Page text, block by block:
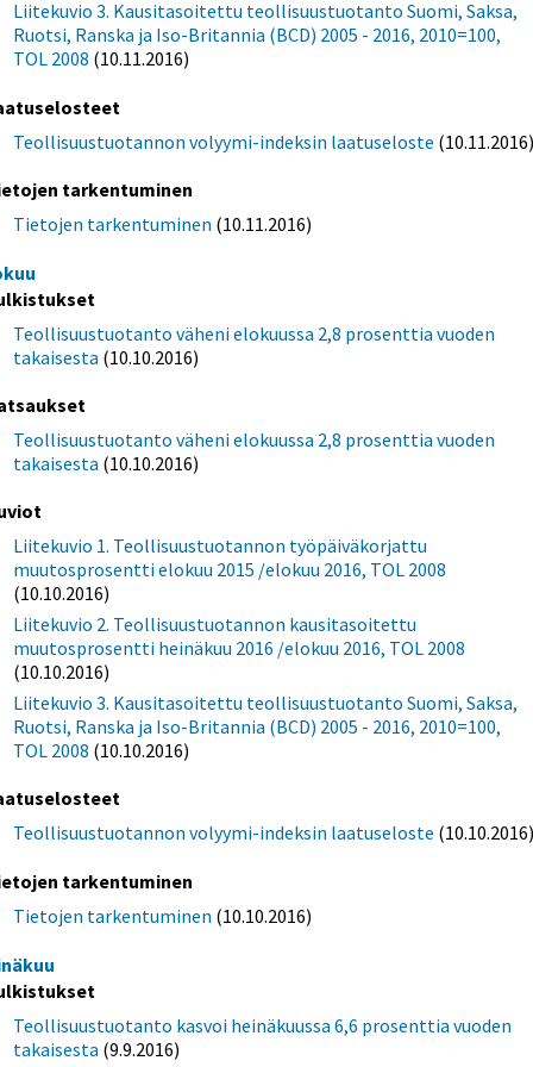
Liitekuvio 3. Kausitasoitettu teollisuustuotanto Suomi, Saksa,
Ruotsi, Ranska ja Iso-Britannia (BCD) 2005 - 2016, 2010=100,
TOL 2008 (10.11.2016)
Teollisuustuotannon volyymi-indeksin laatuseloste
tarkentuminen
Tietojen tarkentuminen (10.11.2016)
Teollisuustuotanto väheni elokuussa 2,8 prosenttia vuoden
takaisesta (10.10.2016)
Teollisuustuotanto väheni elokuussa 2,8 prosenttia vuoden
takaisesta (10.10.2016)
Liitekuvio 1. Teollisuustuotannon työpäiväkorjattu
muutosprosentti elokuu 2015 /elokuu 2016, TOL 2008
(10.10.2016)
Liitekuvio 2. Teollisuustuotannon kausitasoitettu
muutosprosentti heinäkuu 2016 /elokuu 2016, TOL 2008
(10.10.2016)
Liitekuvio 3. Kausitasoitettu teollisuustuotanto Suomi, Saksa,
Ruotsi, Ranska ja Iso-Britannia (BCD) 2005 - 2016, 2010=100,
TOL 2008 (10.10.2016)
Teollisuustuotannon volyymi-indeksin laatuseloste
tarkentuminen
Tietojen tarkentuminen (10.10.2016)
Teollisuustuotanto kasvoi heinäkuussa 6,6 prosenttia vuoden
takaisesta (9.9.2016)